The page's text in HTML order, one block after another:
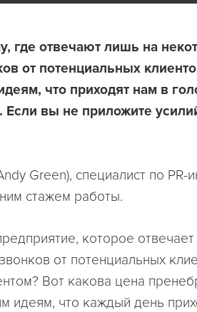
где отвечают лишь на
от потенциальных
что приходят нам в
вы не приложите
Green), специалист по
стажем работы.
которое
от потенциальных
Вот какова цена
идеям, что каждый день